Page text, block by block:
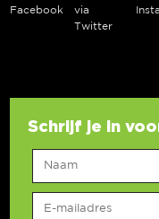
Facebook
via
Twitter
Schrijf je in